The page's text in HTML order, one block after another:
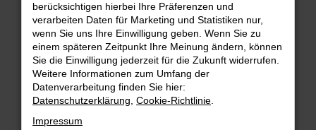
Fehler: Network Error
Beim Laden ist ein Fehler aufgetreten.
Hier sind ein paar Tipps, die dir helfen können:
Überprüfe deine Firewall und deine
Internetverbindung.
Laden andere Webseiten, zum Beispiel
berücksichtigen hierbei Ihre Präferenzen und
verarbeiten Daten für Marketing und Statistiken nur,
wenn Sie uns Ihre Einwilligung geben. Wenn Sie zu
einem späteren Zeitpunkt Ihre Meinung ändern, können
Sie die Einwilligung jederzeit für die Zukunft widerrufen.
Weitere Informationen zum Umfang der
Datenverarbeitung finden Sie hier:
Datenschutzerklärung Cookie-Richtlinie
Impressum